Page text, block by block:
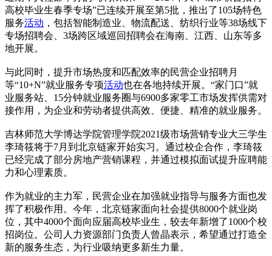
高校毕业生春季专场”已连续开展至第5批，推出了105场特色
服务活动 ，包括智能制造业、物流配送、纺织行业等38场线下
专场招聘会、3场跨区域巡回招聘会在海南、江西、山东等多
地开展。
与此同时，提升市场热度和匹配效率的民营企业招聘月
等“10+N”就业服务专项活动也在各地持续开展。“家门口”就
业服务站、15分钟就业服务圈与6900多家零工市场发挥供需对
接作用，为企业和劳动者提供高效、便捷、精准的就业服务。
吉林师范大学博达学院管理学院2021级市场营销专业大三学生
李琦筱将于7月到北京链家开始实习。通过校企合作，李琦筱
已经完成了部分房地产营销课程，并通过模拟面试提升应聘能
力和心理素质。
作为就业的主力军，民营企业在加强就业指导与服务方面也发
挥了积极作用。今年，北京链家面向社会提供8000个就业岗
位，其中4000个面向应届高校毕业生，较去年新增了1000个校
招岗位。公司人力资源部门负责人曾晶表示，希望通过打造全
新的服务生态，为行业吸纳更多新生力量。